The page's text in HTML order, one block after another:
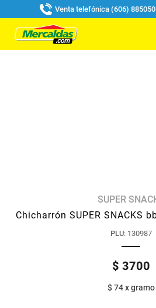
Venta telefónica (606)
SUPER
Chicharrón SUPER SNACKS
PLU: 130987
$ 3700
$ 74xgramo